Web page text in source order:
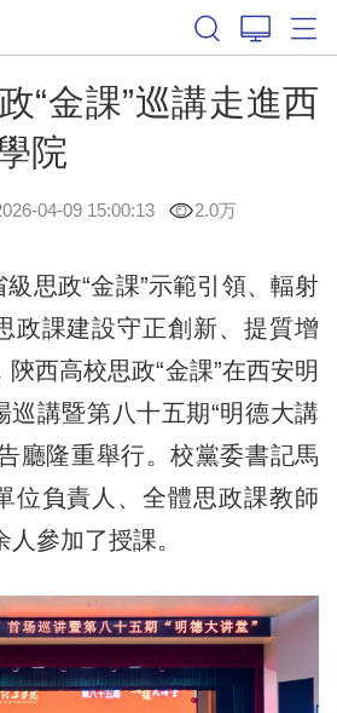
“金課”巡講走進西
院
04-09 15:00:13 2.0万
政“金課”示範引領、輻射
政課建設守正創新、提質增
西高校思政“金課”在西安明
巡講暨第八十五期“明德大講
廳隆重舉行。校黨委書記馬
位負責人、全體思政課教師
參加了授課。